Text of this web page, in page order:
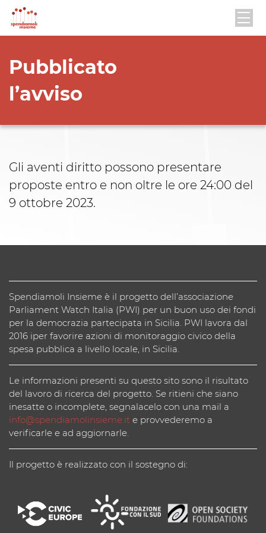
Pubblicato
l’avviso
Gli aventi diritto possono presentare
proposte entro e non oltre le ore 24:00 del
9 ottobre 2023.
Spendiamoli Insieme è il progetto dell’associazione
Parliament Watch Italia (PWI) per un buon uso dei fondi
per la democrazia partecipata in Sicilia. PWI lavora dal
2016 iper favorire azioni di monitoraggio civico della
spesa pubblica a livello locale, in Sicilia.
Le informazioni presenti su questo sito sono il risultato
del lavoro di ricerca del progetto. Se ritieni che siano
inesatte o incomplete, segnalacelo con una mail a
info@spendiamolinsieme.it e provvederemo a
verificarle e ad aggiornarle.
Il progetto è realizzato con il sostegno di: